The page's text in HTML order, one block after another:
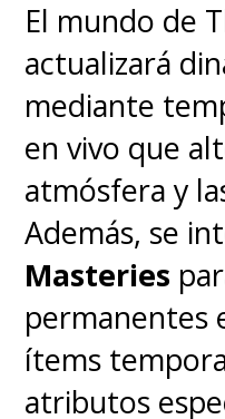
El mundo de
actualizará
mediante
en vivo que
atmósfera y
Además, se
Masteries
permanentes
ítems
atributos